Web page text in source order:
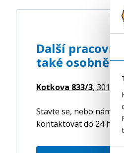
Další
také osobně
Kotkova 833/3, 30100
Stavte se, nebo nám
kontaktovat do 24